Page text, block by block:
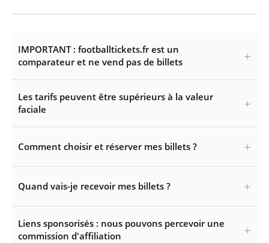
IMPORTANT : footballtickets.fr est un
comparateur et ne vend pas de billets
Les tarifs peuvent être supérieurs à la valeur
faciale
Comment choisir et réserver mes billets ?
Quand vais-je recevoir mes billets ?
Liens sponsorisés : nous pouvons percevoir une
commission d'affiliation